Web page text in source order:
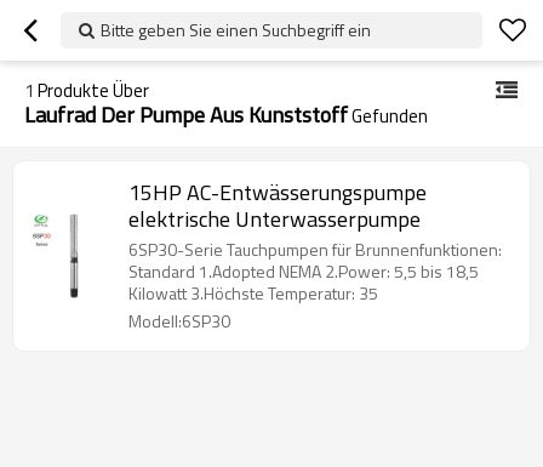
Bitte geben Sie einen Suchbegriff ein
1 Produkte Über
Laufrad Der Pumpe Aus KunststoffGefunden
15HP AC-Entwässerungspumpe
elektrische Unterwasserpumpe
6SP30-Serie Tauchpumpen für Brunnenfunktionen:
Standard 1.Adopted NEMA 2.Power: 5,5 bis 18,5
Kilowatt 3.Höchste Temperatur: 35
Modell:6SP30